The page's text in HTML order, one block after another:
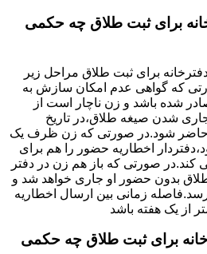
برای ثبت طلاق چه حکمی
برای ثبت طلاق مراحل زیر
که گواهی عدم امکان سازش به
شده باشد و زن ناچار است از
شدن صیغه طلاق،در تاریخ
شود.در صورتی که زن ظرف یک
اخطاریه حضور را هم برای
صورتی که باز هم زن در دفتر
بدون حضور او جاری خواهد شد و
زمانی بین ارسال اخطاریه
از یک هفته باشد
برای ثبت طلاق چه حکمی